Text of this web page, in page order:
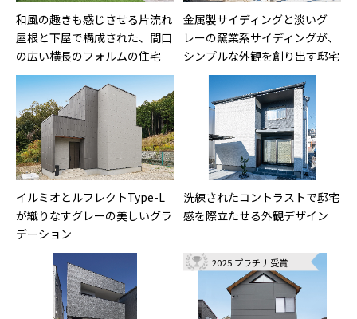
和風の趣きも感じさせる片流れ
屋根と下屋で構成された、間口
の広い横長のフォルムの住宅
金属製サイディングと淡いグ
レーの窯業系サイディングが、
シンプルな外観を創り出す邸宅
イルミオとルフレクトType-L
が織りなすグレーの美しいグラ
デーション
洗練されたコントラストで邸宅
感を際立たせる外観デザイン
2025 プラチナ受賞